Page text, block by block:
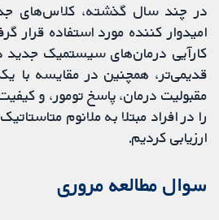
در چند سال گذشته، کلاس‌های
امیدوار کننده مورد استفاده قرار
کارآیی درمان‌های سیستمیک جدید
قدیمی‌تر، همچنین در مقایسه با
مقبولیت درمان، پاسخ تومور، و
ارزیابی کردیم.
سوال مطالعه مروری